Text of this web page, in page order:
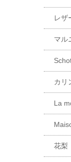
レザ
マル
カリ
La
花梨